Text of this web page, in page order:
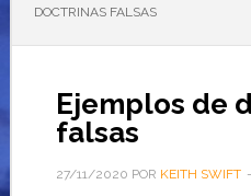
DOCTRINAS FALSAS
Ejemplos de
falsas
27/11/2020 POR KEITH SWIFT